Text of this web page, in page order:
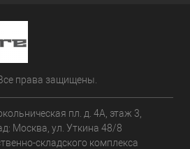
права защищены.
пл. д. 4А, этаж 3,
Москва, ул. Уткина 48/8
складского комплекса